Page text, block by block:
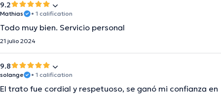
9.2
Mathias • 1 calification
Todo muy bien. Servicio personal
21 julio 2024
9.8
solange • 1 calification
El trato fue cordial y respetuoso, se ganó mi confianza en